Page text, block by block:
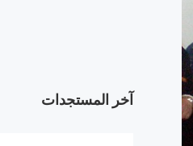
آخر المستجدات